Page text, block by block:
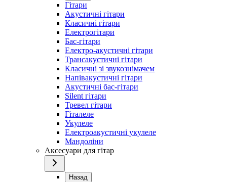
Гітари
Акустичні гітари
Класичні гітари
Електрогітари
Бас-гітари
Електро-акустичні гітари
Трансакустичні гітари
Класичні зі звукознімачем
Напівакустичні гітари
Акустичні бас-гітари
Silent гітари
Тревел гітари
Гіталеле
Укулеле
Електроакустичні укулеле
Мандоліни
Аксесуари для гітар
Назад